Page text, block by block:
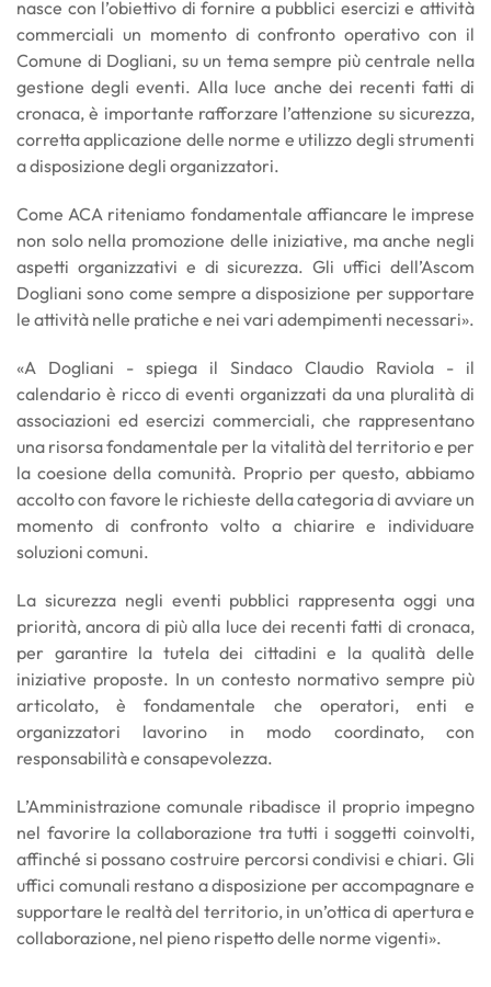
nasce con l’obiettivo di fornire a pubblici esercizi e attività
commerciali un momento di confronto operativo con il
Comune di Dogliani, su un tema sempre più centrale nella
gestione degli eventi. Alla luce anche dei recenti fatti di
cronaca, è importante rafforzare l’attenzione su sicurezza,
corretta applicazione delle norme e utilizzo degli strumenti
a disposizione degli organizzatori.
Come ACA riteniamo fondamentale affiancare le imprese
non solo nella promozione delle iniziative, ma anche negli
aspetti organizzativi e di sicurezza. Gli uffici dell’Ascom
Dogliani sono come sempre a disposizione per supportare
le attività nelle pratiche e nei vari adempimenti necessari».
«A Dogliani - spiega il Sindaco Claudio Raviola - il
calendario è ricco di eventi organizzati da una pluralità di
associazioni ed esercizi commerciali, che rappresentano
una risorsa fondamentale per la vitalità del territorio e per
la coesione della comunità. Proprio per questo, abbiamo
accolto con favore le richieste della categoria di avviare un
momento di confronto volto a chiarire e individuare
soluzioni comuni.
La sicurezza negli eventi pubblici rappresenta oggi una
priorità, ancora di più alla luce dei recenti fatti di cronaca,
per garantire la tutela dei cittadini e la qualità delle
iniziative proposte. In un contesto normativo sempre più
articolato, è fondamentale che operatori, enti e
organizzatori lavorino in modo coordinato, con
responsabilità e consapevolezza.
L’Amministrazione comunale ribadisce il proprio impegno
nel favorire la collaborazione tra tutti i soggetti coinvolti,
affinché si possano costruire percorsi condivisi e chiari. Gli
uffici comunali restano a disposizione per accompagnare e
supportare le realtà del territorio, in un’ottica di apertura e
collaborazione, nel pieno rispetto delle norme vigenti».